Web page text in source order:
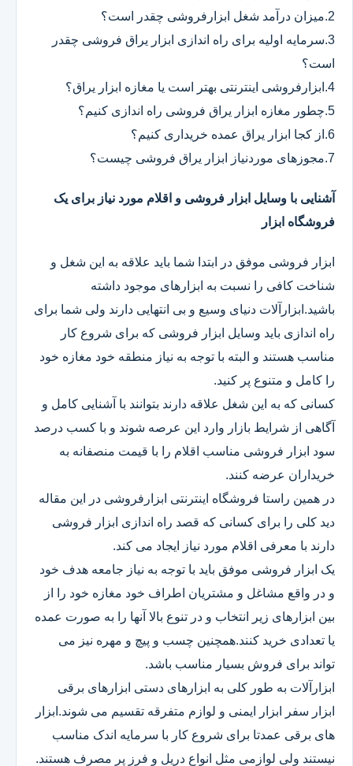
2.میزان درآمد شغل ابزارفروشی چقدر است؟
3.سرمایه اولیه برای راه اندازی ابزار یراق فروشی چقدر
است؟
4.ابزارفروشی اینترنتی بهتر است یا مغازه ابزار یراق؟
5.چطور مغازه ابزار یراق فروشی راه اندازی کنیم؟
6.از کجا ابزار یراق عمده خریداری کنیم؟
7.مجوزهای موردنیاز ابزار یراق فروشی چیست؟
آشنایی با وسایل ابزار فروشی و اقلام مورد نیاز برای یک
فروشگاه ابزار
ابزار فروشی موفق در ابتدا شما باید علاقه به این شغل و
شناخت کافی را نسبت به ابزارهای موجود داشته
باشید.ابزارآلات دنیای وسیع و بی انتهایی دارند ولی شما برای
راه اندازی باید وسایل ابزار فروشی که برای شروع کار
مناسب هستند و البته با توجه به نیاز منطقه خود مغازه خود
را کامل و متنوع پر کنید.
کسانی که به این شغل علاقه دارند بتوانند با آشنایی کامل و
آگاهی از شرایط بازار وارد این عرصه شوند و با کسب درصد
سود ابزار فروشی مناسب اقلام را با قیمت منصفانه به
خریداران عرضه کنند.
در همین راستا فروشگاه اینترنتی ابزارفروشی در این مقاله
دید کلی را برای کسانی که قصد راه اندازی ابزار فروشی
دارند با معرفی اقلام مورد نیاز ایجاد می کند.
یک ابزار فروشی موفق باید با توجه به نیاز جامعه هدف خود
و در واقع مشاغل و مشتریان اطراف خود مغازه خود را از
بین ابزارهای زیر انتخاب و در تنوع بالا آنها را به صورت عمده
یا تعدادی خرید کنند.همچنین چسب و پیچ و مهره نیز می
تواند برای فروش بسیار مناسب باشد.
ابزارآلات به طور کلی به ابزارهای دستی ابزارهای برقی
ابزار سفر ابزار ایمنی و لوازم متفرقه تقسیم می شوند.ابزار
های برقی عمدتا برای شروع کار با سرمایه اندک مناسب
نیستند ولی لوازمی مثل انواع دریل و فرز پر مصرف هستند.